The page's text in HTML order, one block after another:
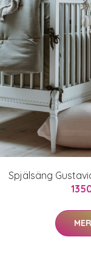
Spjälsäng